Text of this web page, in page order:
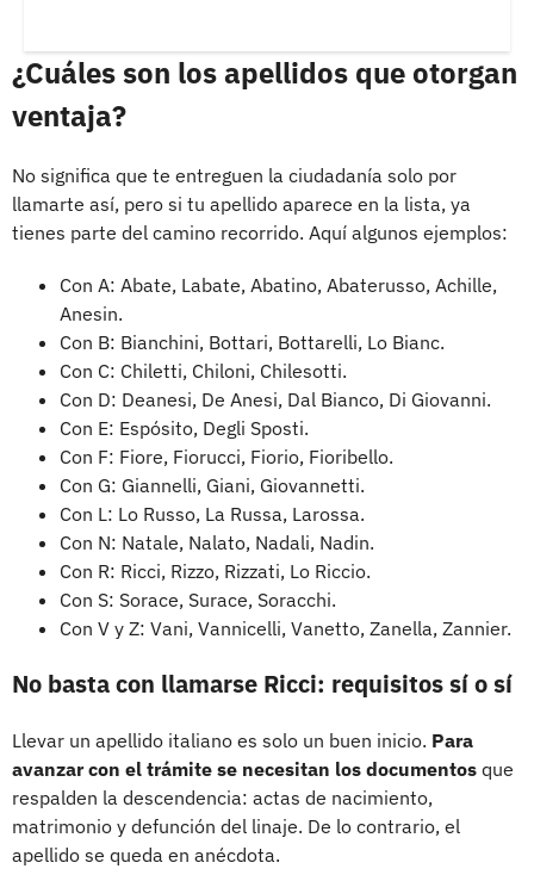
¿Cuáles son los apellidos que otorgan
ventaja?
No significa que te entreguen la ciudadanía solo por
llamarte así, pero si tu apellido aparece en la lista, ya
tienes parte del camino recorrido. Aquí algunos ejemplos:
Con A: Abate, Labate, Abatino, Abaterusso, Achille,
Anesin.
Con B: Bianchini, Bottari, Bottarelli, Lo Bianc.
Con C: Chiletti, Chiloni, Chilesotti.
Con D: Deanesi, De Anesi, Dal Bianco, Di Giovanni.
Con E: Espósito, Degli Sposti.
Con F: Fiore, Fiorucci, Fiorio, Fioribello.
Con G: Giannelli, Giani, Giovannetti.
Con L: Lo Russo, La Russa, Larossa.
Con N: Natale, Nalato, Nadali, Nadin.
Con R: Ricci, Rizzo, Rizzati, Lo Riccio.
Con S: Sorace, Surace, Soracchi.
Con V y Z: Vani, Vannicelli, Vanetto, Zanella, Zannier.
No basta con llamarse Ricci: requisitos sí o sí
Llevar un apellido italiano es solo un buen inicio. Para
avanzar con el trámite se necesitan los documentos que
respalden la descendencia: actas de nacimiento,
matrimonio y defunción del linaje. De lo contrario, el
apellido se queda en anécdota.